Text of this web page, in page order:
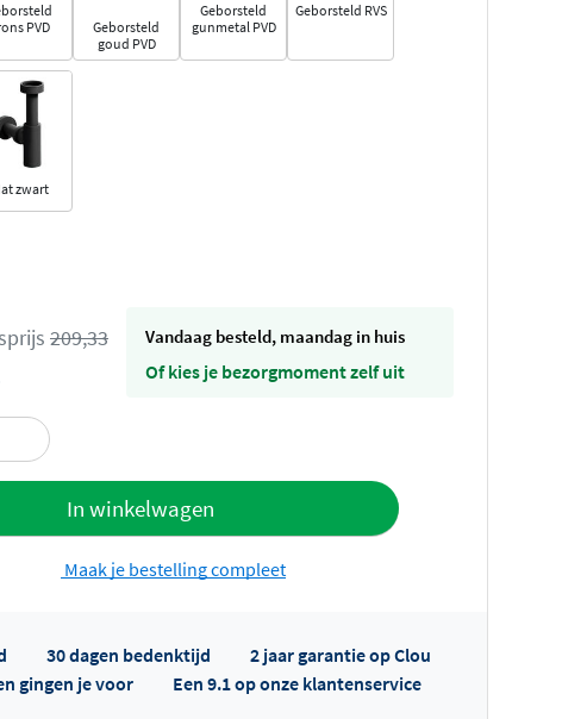
PVD
Geborsteld
goud PVD
Geborsteld
gunmetal PVD
Geborsteld RVS
zwart
209,33 vandaag besteld, maandag in huis
Of kies je bezorgmoment zelf uit
In winkelwagen
offerte
Maak je bestelling compleet
30 dagen bedenktijd
2 jaar garantie op Clou
gingen je voor
Een 9.1 op onze klantenservice